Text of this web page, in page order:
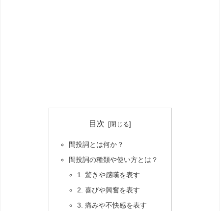
目次
間投詞とは何か？
間投詞の種類や使い方とは？
1. 驚きや感嘆を表す
2. 喜びや興奮を表す
3. 痛みや不快感を表す